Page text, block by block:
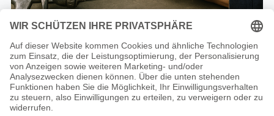
Fachwissen klar und verständlich erklärt
Du willst nicht nur wissen,wie– sondern auchwarum ? Wir
erklären dir die chemischen Grundlagen, Lackaufbau und